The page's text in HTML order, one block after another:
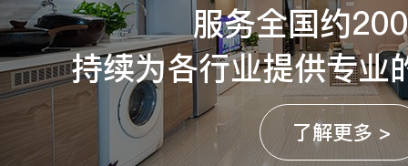
服务全国约
持续为各行业提供专业
了解更多 >